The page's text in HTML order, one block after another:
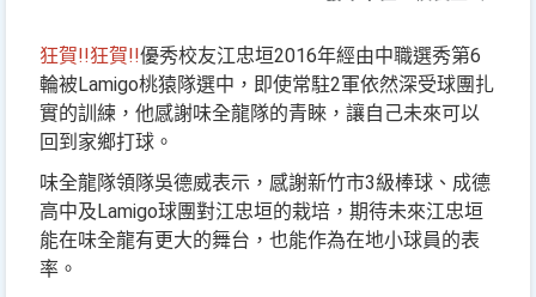
狂賀!!狂賀!!優秀校友江忠垣2016年經由中職選秀第6
輪被Lamigo桃猿隊選中，即使常駐2軍依然深受球團扎
實的訓練，他感謝味全龍隊的青睞，讓自己未來可以
回到家鄉打球。
味全龍隊領隊吳德威表示，感謝新竹市3級棒球、成德
高中及Lamigo球團對江忠垣的栽培，期待未來江忠垣
能在味全龍有更大的舞台，也能作為在地小球員的表
率。